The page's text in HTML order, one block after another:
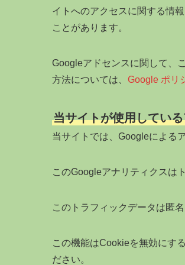
イトへのアクセスに関する情
ことがあります。
Googleアドセンスに関して、
方法については、 Google ポリ
当サイトが使用してい
当サイトでは、Googleによる
このGoogleアナリティクスは
このトラフィックデータは匿
この機能はCookieを無効にす
ださい。